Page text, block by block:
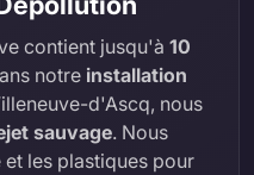
contient jusqu'à 10
notre installation
d'Ascq, nous
sauvage. Nous
les plastiques pour